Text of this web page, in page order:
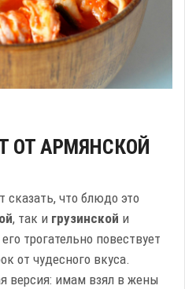
ОТ АРМЯНСКОЙ
сказать, что блюдо это
, так и грузинской и
трогательно повествует
от чудесного вкуса.
версия: имам взял в жены